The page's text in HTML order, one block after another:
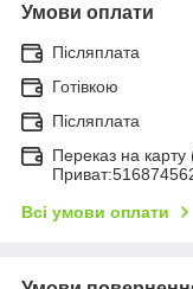
Умови оплати
Післяплата
Готівкою
Післяплата
Переказ на карту
Всі умови оплати